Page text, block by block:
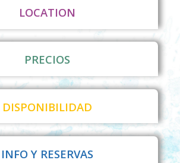
LOCATION
PRECIOS
DISPONIBILIDAD
INFO Y RESERVAS